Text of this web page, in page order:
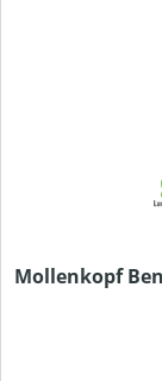
Mollenkopf